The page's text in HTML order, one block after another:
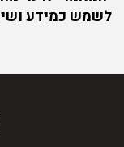
לשמש כמידע